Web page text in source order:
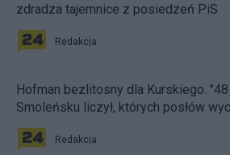
zdradza tajemnice z posiedzeń PiS
Redakcja
Hofman bezlitosny dla Kurskiego.
Smoleńsku liczył, których posłów
Redakcja